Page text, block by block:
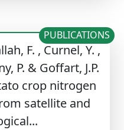
F. , Curnel, Y. ,
P. & Goffart, J.P.
crop nitrogen
satellite and
PUBLICATIONS